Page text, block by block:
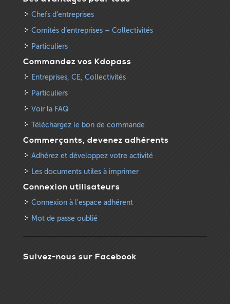
Chefs d’entreprises
Comités d’entreprises – Collectivités
Particuliers
Commandez vos Kdopass
Entreprises, CE, Collectivités
Particuliers
Voir la FAQ
Téléchargez le bon de commande
Commerçants, devenez adhérents
Adhérez et développez votre activité
Les documents utiles à imprimer
Connexion utilisateurs
Connexion à l'espace adhérent
Mot de passe oublié
Suivez-nous sur Facebook